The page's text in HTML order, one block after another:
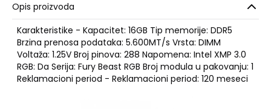
Opis proizvoda
Karakteristike - Kapacitet: 16GB Tip memorije: DDR5
Brzina prenosa podataka: 5.600MT/s Vrsta: DIMM
Voltaža: 1.25V Broj pinova: 288 Napomena: Intel XMP 3.0
RGB: Da Serija: Fury Beast RGB Broj modula u pakovanju: 1
Reklamacioni period - Reklamacioni period: 120 meseci